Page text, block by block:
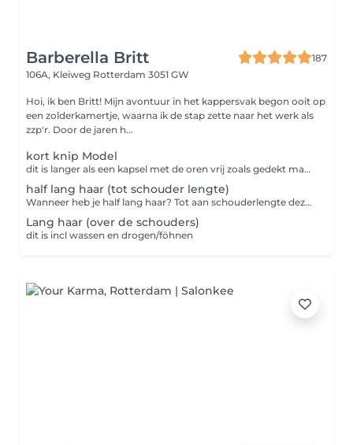
Barberella Britt
187
106A, Kleiweg Rotterdam 3051 GW
Hoi, ik ben Britt! Mijn avontuur in het kappersvak begon ooit op
een zolderkamertje, waarna ik de stap zette naar het werk als
zzp'r. Door de jaren h...
kort knip Model
dit is langer als een kapsel met de oren vrij zoals gedekt maar korter als schouder lengte, bv. bobline of een pixie cut incl wassen en drogen/stylen van het haar.
half lang haar (tot schouder lengte)
Wanneer heb je half lang haar? Tot aan schouderlengte deze behandeling is incl wassen en drogen
Lang haar (over de schouders)
dit is incl wassen en drogen/föhnen